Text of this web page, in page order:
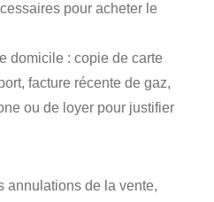
pour acheter le
domicile : copie de carte
facture récente de gaz,
ou de loyer pour justifier
annulations de la vente,